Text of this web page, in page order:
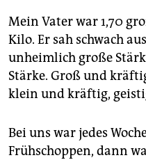
Mein Vater war 1,70
Kilo. Er sah schwach
unheimlich große
Stärke. Groß und
klein und kräftig,
Bei uns war jedes
Frühschoppen, dann